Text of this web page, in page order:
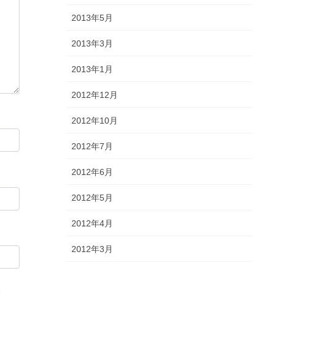
2013年5月
2013年3月
2013年1月
2012年12月
2012年10月
2012年7月
2012年6月
2012年5月
2012年4月
2012年3月